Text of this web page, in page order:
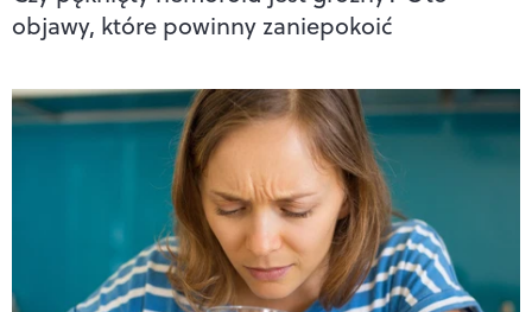
objawy, które powinny zaniepokoić